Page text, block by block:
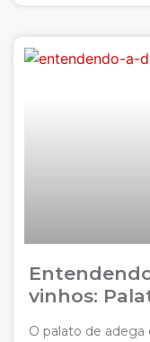
vinhos:
O palato de